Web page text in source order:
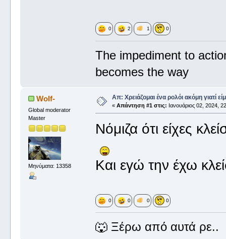
0 2 1 0
The impediment to
becomes the way
Wolf-
Global moderator
Master
Μηνύματα: 13358
Απ: Χρειάζομαι ένα ρολόι ακόμη γιατί
« Απάντηση #1 στις: Ιανουάριος 02, 2024,
Νόμιζα ότι είχες
Και εγώ την έχω
0 0 0 0
🐺 Ξέρω από αυτά ρε..